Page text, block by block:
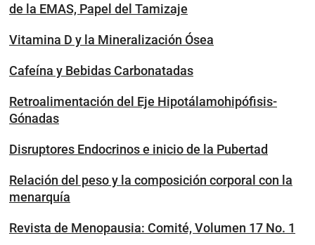
de la EMAS, Papel del Tamizaje
Vitamina D y la Mineralización Ósea
Cafeína y Bebidas Carbonatadas
Retroalimentación del Eje Hipotálamohipófisis-
Gónadas
Disruptores Endocrinos e inicio de la Pubertad
Relación del peso y la composición corporal con la
menarquía
Revista de Menopausia: Comité, Volumen 17 No. 1